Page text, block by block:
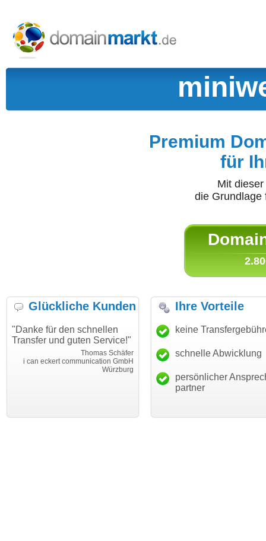
Premium
für
Mit
die
Glückliche Kunden
"Danke für den schnellen
Transfer und guten Service!"
Thomas Schäfer
i can eckert communication GmbH
Würzburg
"Ich bin dankbar, meine
Wunschdomain gefunden zu
haben. Die Domain passt für
mein Business und mich
hundertprozentig."
Ihre Vorteile
keine
schnelle Abwicklung
persönlicher
partner